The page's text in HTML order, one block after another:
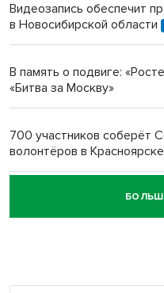
Новосибирский
Видеозапись обеспечит
в Новосибирской области
В память о подвиге:
«Битва за Москву»
700 участников соберёт
волонтёров в Красноярске
Честный выбор:
объективность